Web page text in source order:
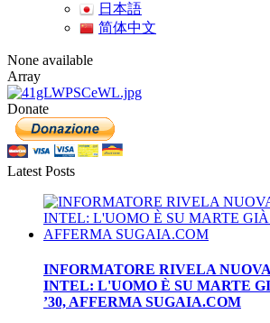
日本語
简体中文
None available
Array
Donate
Latest Posts
INFORMATORE RIVELA
INTEL: L'UOMO È SU MARTE
’30, AFFERMA SUGAIA.COM